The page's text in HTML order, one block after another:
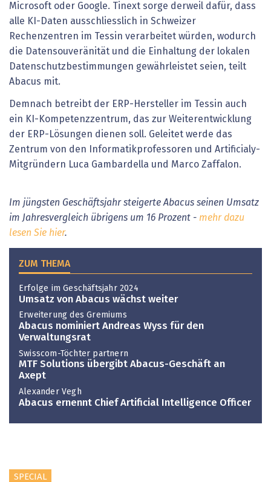
Microsoft oder Google. Tinext sorge derweil dafür, dass
alle KI-Daten ausschliesslich in Schweizer
Rechenzentren im Tessin verarbeitet würden, wodurch
die Datensouveränität und die Einhaltung der lokalen
Datenschutzbestimmungen gewährleistet seien, teilt
Abacus mit.
Demnach betreibt der ERP-Hersteller im Tessin auch
ein KI-Kompetenzzentrum, das zur Weiterentwicklung
der ERP-Lösungen dienen soll. Geleitet werde das
Zentrum von den Informatikprofessoren und Artificialy-
Mitgründern Luca Gambardella und Marco Zaffalon.
Im jüngsten Geschäftsjahr steigerte Abacus seinen Umsatz
im Jahresvergleich übrigens um 16 Prozent - mehr dazu
lesen Sie hier.
ZUM THEMA
Erfolge im Geschäftsjahr 2024
Umsatz von Abacus wächst weiter
Erweiterung des Gremiums
Abacus nominiert Andreas Wyss für den
Verwaltungsrat
Swisscom-Töchter partnern
MTF Solutions übergibt Abacus-Geschäft an
Axept
Alexander Vegh
Abacus ernennt Chief Artificial Intelligence Officer
SPECIAL